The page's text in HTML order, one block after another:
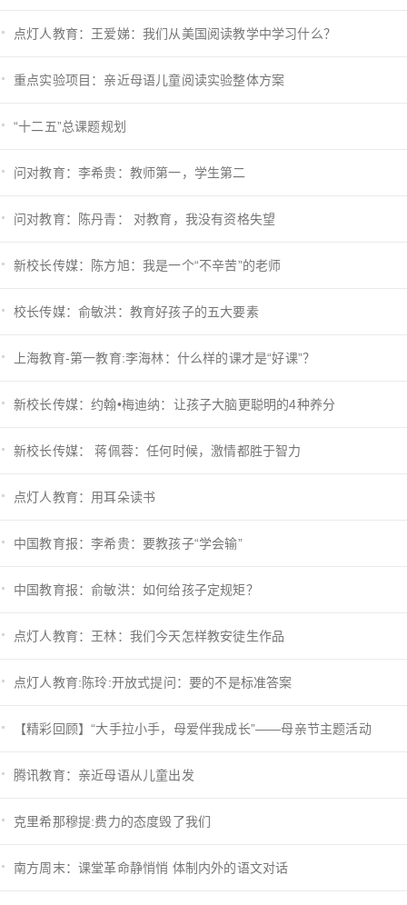
点灯人教育：王爱娣：我们从美国阅读教学中学习什么？
重点实验项目：亲近母语儿童阅读实验整体方案
“十二五”总课题规划
问对教育：李希贵：教师第一，学生第二
问对教育：陈丹青： 对教育，我没有资格失望
新校长传媒：陈方旭：我是一个“不辛苦”的老师
校长传媒：俞敏洪：教育好孩子的五大要素
上海教育-第一教育:李海林：什么样的课才是“好课”？
新校长传媒：约翰•梅迪纳：让孩子大脑更聪明的4种养分
新校长传媒： 蒋佩蓉：任何时候，激情都胜于智力
点灯人教育：用耳朵读书
中国教育报：李希贵：要教孩子“学会输”
中国教育报：俞敏洪：如何给孩子定规矩？
点灯人教育：王林：我们今天怎样教安徒生作品
点灯人教育:陈玲:开放式提问：要的不是标准答案
【精彩回顾】“大手拉小手，母爱伴我成长”——母亲节主题活动
腾讯教育：亲近母语从儿童出发
克里希那穆提:费力的态度毁了我们
南方周末：课堂革命静悄悄 体制内外的语文对话